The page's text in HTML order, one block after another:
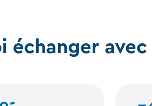
échanger avec